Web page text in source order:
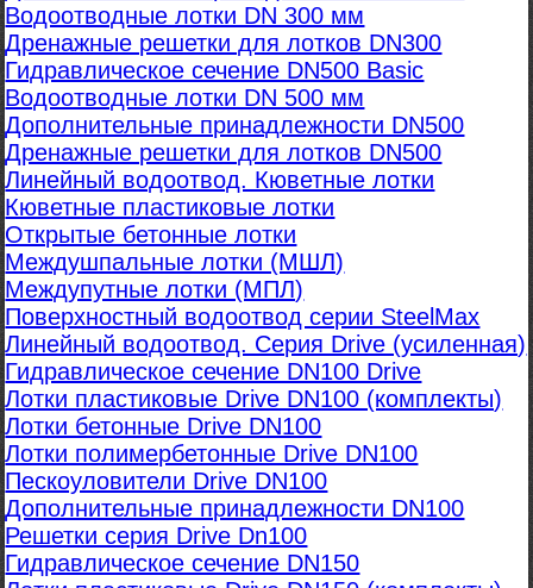
Водоотводные лотки DN 300 мм
Дренажные решетки для лотков DN300
Гидравлическое сечение DN500 Basic
Водоотводные лотки DN 500 мм
Дополнительные принадлежности DN500
Дренажные решетки для лотков DN500
Линейный водоотвод. Кюветные лотки
Кюветные пластиковые лотки
Открытые бетонные лотки
Междушпальные лотки (МШЛ)
Междупутные лотки (МПЛ)
Поверхностный водоотвод серии SteelMax
Линейный водоотвод. Серия Drive (усиленная)
Гидравлическое сечение DN100 Drive
Лотки пластиковые Drive DN100 (комплекты)
Лотки бетонные Drive DN100
Лотки полимербетонные Drive DN100
Пескоуловители Drive DN100
Дополнительные принадлежности DN100
Решетки серия Drive Dn100
Гидравлическое сечение DN150